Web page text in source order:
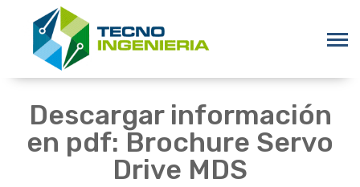
Descargar información
en pdf: Brochure Servo
Drive MDS